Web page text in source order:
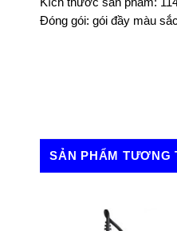
Đóng gói: gói đầy màu sắc
SẢN PHẨM TƯƠNG